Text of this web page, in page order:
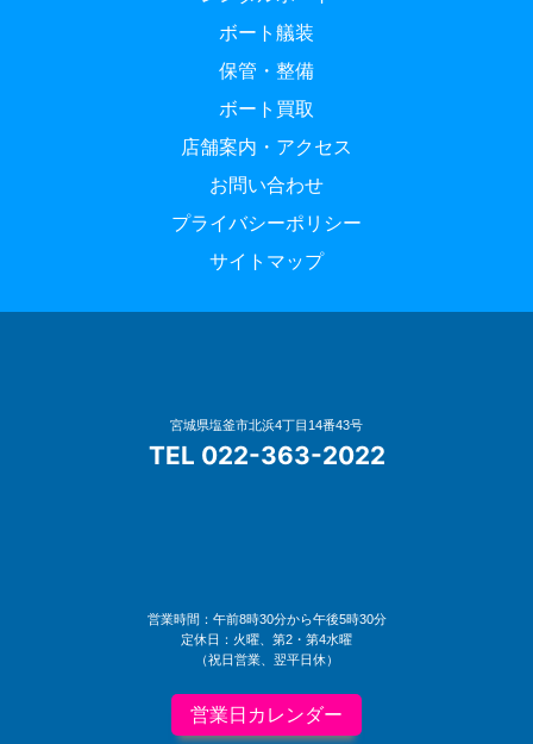
ボート艤装
保管・整備
ボート買取
店舗案内・アクセス
お問い合わせ
プライバシーポリシー
サイトマップ
宮城県塩釜市北浜4丁目14番43号
TEL 022-363-2022
営業時間：午前8時30分から午後5時30分
定休日：火曜、第2・第4水曜
（祝日営業、翌平日休）
営業日カレンダー